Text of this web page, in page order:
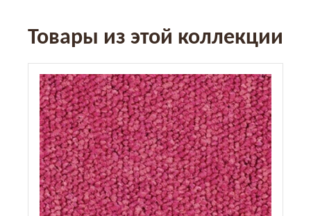
Товары из этой коллекции